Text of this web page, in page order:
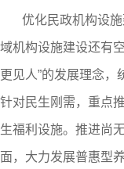
优化民政机构设
域机构设施建设还有
更见人”的发展理念
针对民生刚需，重点
生福利设施。推进尚
面，大力发展普惠型